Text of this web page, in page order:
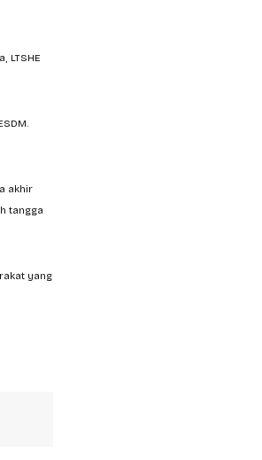
LTSHE
akhir
tangga
yang